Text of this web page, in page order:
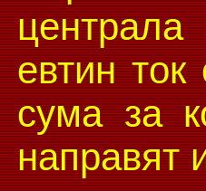
евтин
сума за
направят